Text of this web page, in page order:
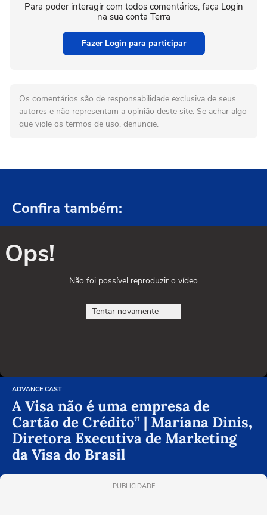
Para poder interagir com todos comentários, faça Login
na sua conta Terra
Fazer Login para participar
Os comentários são de responsabilidade exclusiva de seus
autores e não representam a opinião deste site. Se achar algo
que viole os termos de uso, denuncie.
Confira também:
Ops!
Não foi possível reproduzir o vídeo
Tentar novamente
ADVANCE CAST
A Visa não é uma empresa de
Cartão de Crédito” | Mariana Dinis,
Diretora Executiva de Marketing
da Visa do Brasil
PUBLICIDADE